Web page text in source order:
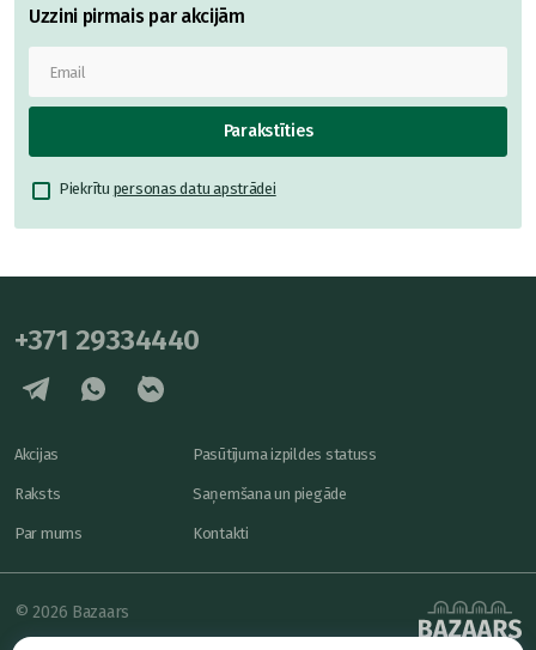
Uzzini pirmais par akcijām
Parakstīties
Piekrītu personas datu apstrādei
+371 29334440
Akcijas
Raksts
Par mums
Pasūtījuma izpildes statuss
Saņemšana un piegāde
Kontakti
© 2026 Bazaars